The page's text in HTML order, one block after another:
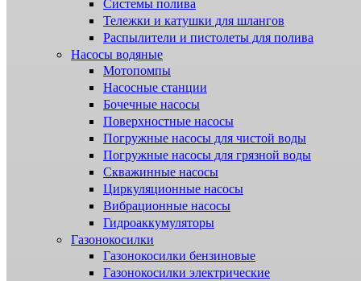
Системы полива
Тележки и катушки для шлангов
Распылители и пистолеты для полива
Насосы водяные
Мотопомпы
Насосные станции
Бочечные насосы
Поверхностные насосы
Погружные насосы для чистой воды
Погружные насосы для грязной воды
Скважинные насосы
Циркуляционные насосы
Вибрационные насосы
Гидроаккумуляторы
Газонокосилки
Газонокосилки бензиновые
Газонокосилки электрические